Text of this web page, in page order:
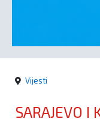
Vijesti
SARAJEVO I